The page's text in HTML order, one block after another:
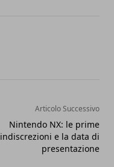
Articolo Successivo
Nintendo NX: le prime
indiscrezioni e la data di
presentazione